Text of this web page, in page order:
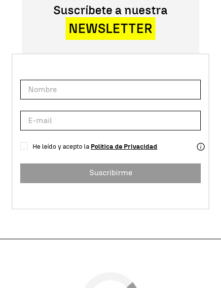
Suscríbete a nuestra
NEWSLETTER
He leído y acepto la Política de Privacidad
Suscribirme